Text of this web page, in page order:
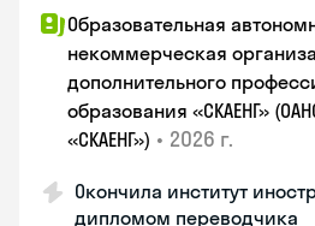
Образовательная
некоммерческая
дополнительного
образования «СКАЕНГ»
«СКАЕНГ») • 2026 г.
Окончила институт
дипломом переводчика